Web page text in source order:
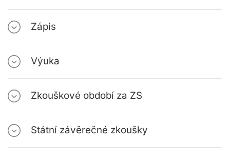
Zápis
Výuka
Zkouškové období za ZS
Státní závěrečné zkoušky